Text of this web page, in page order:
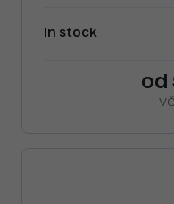
In stock
od